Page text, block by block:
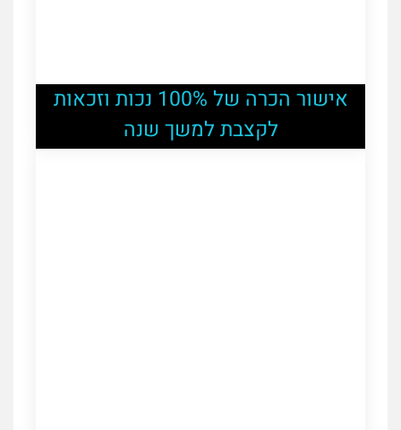
אישור הכרה של 100% נכות וזכאות
לקצבת למשך שנה